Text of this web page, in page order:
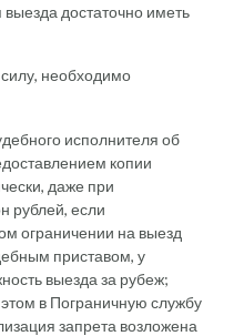
достаточно иметь
необходимо
исполнителя об
копии
даже при
рублей, если
ограничении на выезд
приставом, у
выезда за рубеж;
в Пограничную службу
запрета возложена